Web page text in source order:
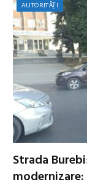
AUTORITĂȚI
Strada